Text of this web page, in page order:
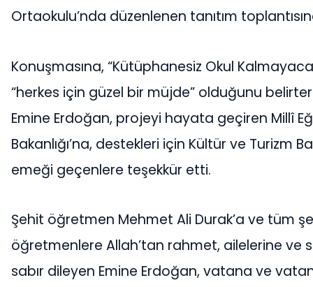
Ortaokulu’nda düzenlenen tanıtım
Konuşmasına, “Kütüphanesiz Okul
“herkes için güzel bir müjde” olduğunu
Emine Erdoğan, projeyi hayata geçiren Millî
Bakanlığı’na, destekleri için Kültür ve Turizm
emeği geçenlere teşekkür etti.
Şehit öğretmen Mehmet Ali Durak’a ve tüm
öğretmenlere Allah’tan rahmet, ailelerine ve
sabır dileyen Emine Erdoğan, vatana ve